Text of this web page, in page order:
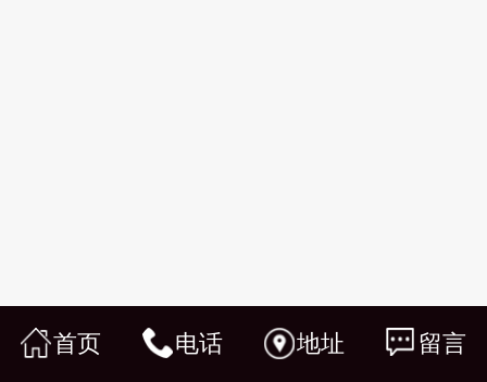
首页 电话 地址 留言